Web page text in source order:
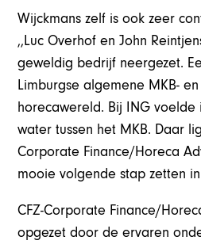
Wijckmans zelf is ook zeer
,,Luc Overhof en John
geweldig bedrijf neergezet.
Limburgse algemene MKB-
horecawereld. Bij ING voelde
water tussen het MKB. Daar
Corporate Finance/Horeca
mooie volgende stap zetten
CFZ-Corporate Finance/
opgezet door de ervaren